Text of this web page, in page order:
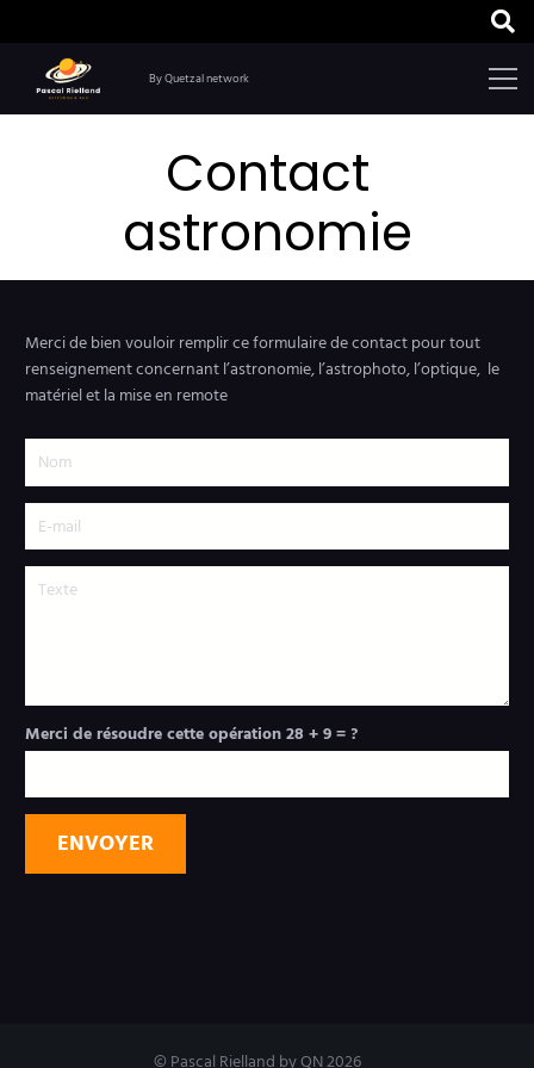
By Quetzal network
Contact
astronomie
Merci de bien vouloir remplir ce formulaire de contact pour tout
renseignement concernant l’astronomie, l’astrophoto, l’optique, le
matériel et la mise en remote
Merci de résoudre cette opération28 + 9 = ?
ENVOYER
© Pascal Rielland by QN 2026